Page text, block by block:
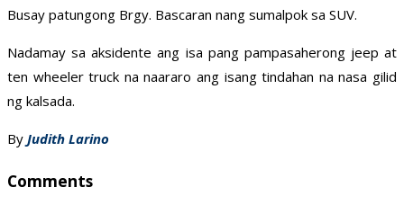
Busay patungong Brgy. Bascaran nang sumalpok sa SUV.
Nadamay sa aksidente ang isa pang pampasaherong jeep at
ten wheeler truck na naararo ang isang tindahan na nasa gilid
ng kalsada.
By Judith Larino
Comments